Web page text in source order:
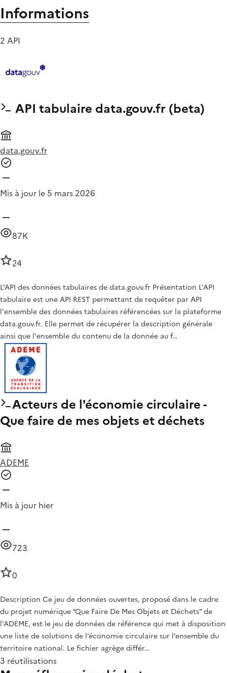
Informations
2 API
API tabulaire data.gouv.fr (beta)
data.gouv.fr
Mis à jour le 5 mars 2026
87K
24
L'API des données tabulaires de data.gouv.fr Présentation L'API
tabulaire est une API REST permettant de requêter par API
l'ensemble des données tabulaires référencées sur la plateforme
data.gouv.fr. Elle permet de récupérer la description générale
ainsi que l'ensemble du contenu de la donnée au f…
Acteurs de l'économie circulaire -
Que faire de mes objets et déchets
ADEME
Mis à jour hier
723
0
Description Ce jeu de données ouvertes, proposé dans le cadre
du projet numérique “Que Faire De Mes Objets et Déchets” de
l'ADEME, est le jeu de données de référence qui met à disposition
une liste de solutions de l’économie circulaire sur l’ensemble du
territoire national. Le fichier agrège différ…
3 réutilisations